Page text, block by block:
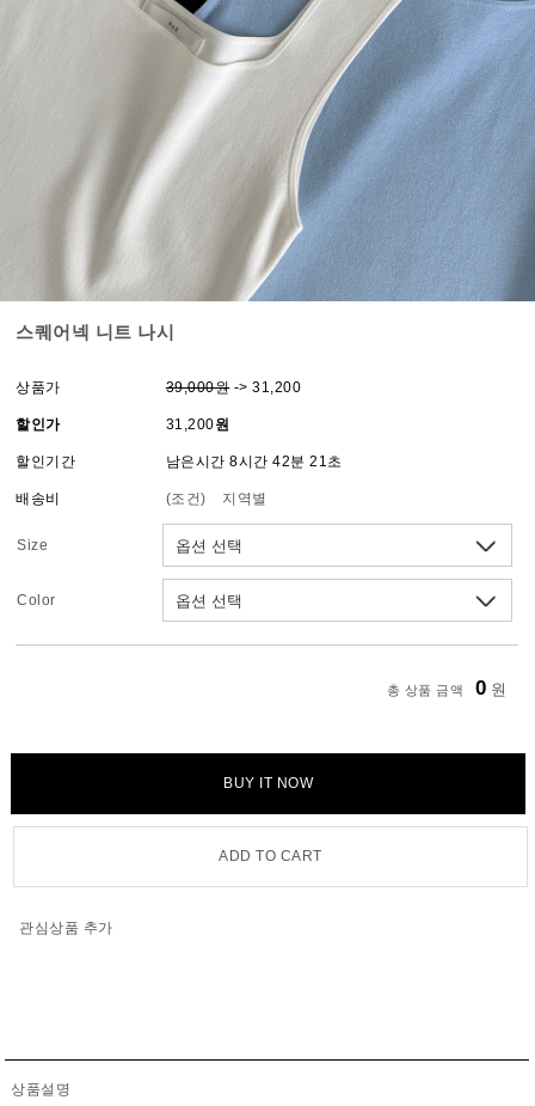
스퀘어넥 니트 나시
상품가 39,000원-> 31,200
할인가 31,200원
할인기간 남은시간 8시간 42분 21초
배송비 (조건) 지역별
Size
Color
총 상품 금액 0 원
BUY IT NOW
ADD TO CART
관심상품 추가
상품설명